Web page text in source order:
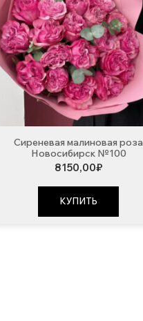
Сиреневая малиновая роза
Новосибирск №100
8150,00₽
КУПИТЬ